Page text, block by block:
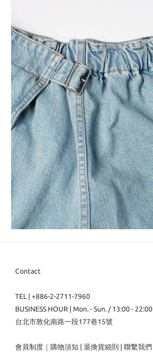
Contact
TEL | +886-2-2711-7960
BUSINESS HOUR | Mon. - Sun. / 13:00 - 22:00
台北市敦化南路一段177巷15號
會員制度 ｜ 購物須知 退換貨細則 聯繫我們